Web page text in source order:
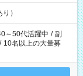
）
～50代活躍中 / 副
/ 10名以上の大量募